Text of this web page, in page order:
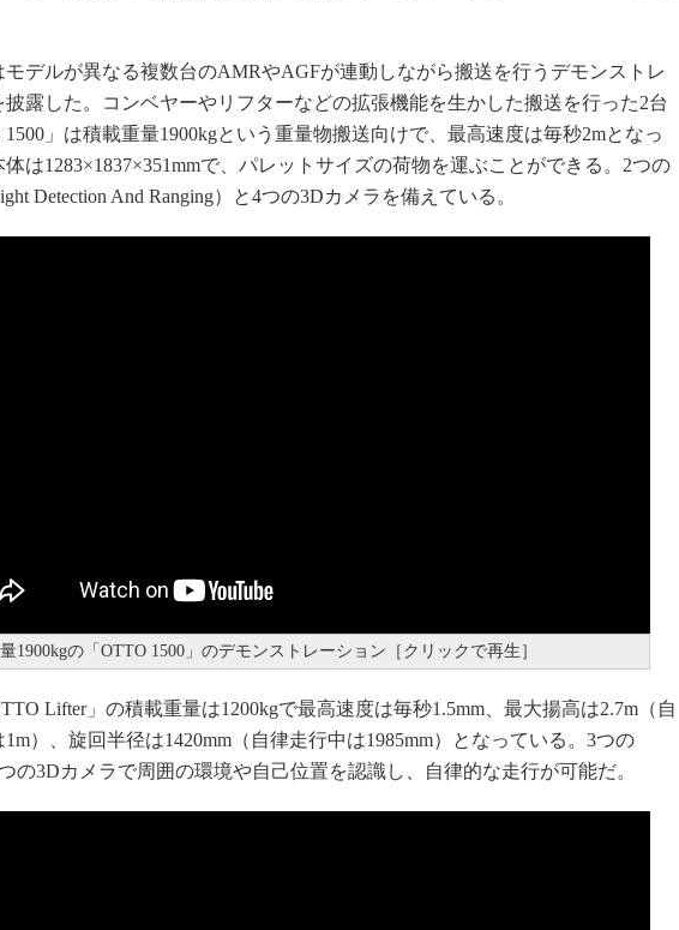
デルが異なる複数台のAMRやAGFが連動しながら搬送を行うデモンストレ
披露した。コンベヤーやリフターなどの拡張機能を生かした搬送を行った2台
」は積載重量1900kgという重量物搬送向けで、最高速度は毎秒2mとなっ
は1283×1837×351mmで、パレットサイズの荷物を運ぶことができる。2つの
Detection And Ranging）と4つの3Dカメラを備えている。
1900kgの「OTTO 1500」のデモンストレーション［クリックで再生］
Lifter」の積載重量は1200kgで最高速度は毎秒1.5mm、最大揚高は2.7m（自
）、旋回半径は1420mm（自律走行中は1985mm）となっている。3つの
の3Dカメラで周囲の環境や自己位置を認識し、自律的な走行が可能だ。